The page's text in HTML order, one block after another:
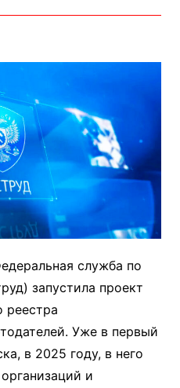
служба по
запустила проект
реестра
Уже в первый
в 2025 году, в него
и